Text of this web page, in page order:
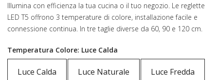
Illumina con efficienza la tua cucina o il tuo negozio. Le reglette
LED T5 offrono 3 temperature di colore, installazione facile e
connessione continua. In tre taglie diverse da 60, 90 e 120 cm.
Temperatura Colore: Luce Calda
Luce Calda Luce Naturale Luce Fredda